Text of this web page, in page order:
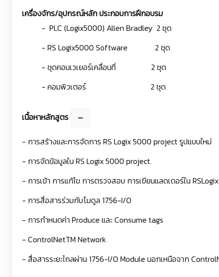
เครื่องจักร/อุปกรณ์หลัก ประกอบการฝึกอบรม
- PLC (Logix5000) Allen Bradley 2 ชุด
- RS Logix5000 Software 2 ชุด
- ชุดคอนเวเยอร์เคลื่อนที่ 2 ชุด
- คอมพิวเตอร์ 2 ชุด
เนื้อหาหลักสูตร
- การสร้างและการจัดการ RS Logix 5000 project รูปแบบใหม่
- การจัดข้อมูลใน RS Logix 5000 project.
- การเข้า การแก้ไข การตรวจสอบ การเขียนแลดเดอร์ใน
- การสื่อสารร่วมกับโมดูล 1756-I/O
- การกำหนดค่า Produce และ Consume tags
- ControlNetTM Network
- สื่อสารระยะไกลผ่าน 1756-I/O Module นอกเหนือจาก